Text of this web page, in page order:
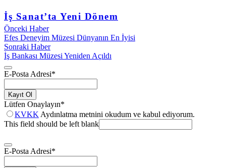
İş Sanat’ta Yeni Dönem
Önceki Haber
Efes Deneyim Müzesi Dünyanın En İyisi
Sonraki Haber
İş Bankası Müzesi Yeniden Açıldı
E-Posta Adresi*
Kayıt Ol
Lütfen Onaylayın*
KVKK Aydınlatma metnini okudum ve kabul ediyorum.
This field should be left blank
E-Posta Adresi*